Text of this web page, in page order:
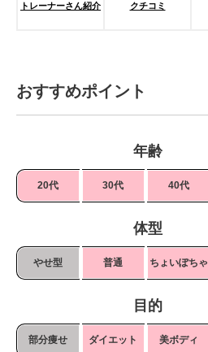
トレーナーさん紹介 クチコミ
おすすめポイント
年齢
20代 30代 40代
体型
やせ型 普通 ちょいぽちゃ
目的
部分痩せ ダイエット 美ボディ